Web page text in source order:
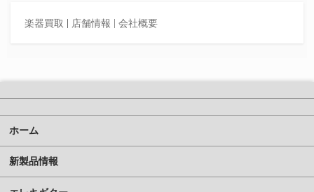
楽器買取 | 店舗情報 | 会社概要
ホーム
新製品情報